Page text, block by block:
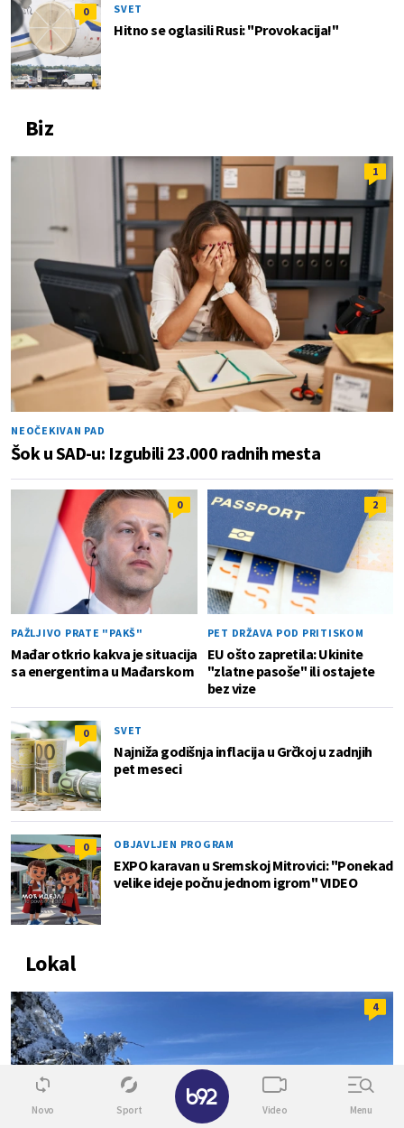
0 SVET
Hitno se oglasili Rusi: "Provokacija!"
Biz
1
NEOČEKIVAN PAD
Šok u SAD-u: Izgubili 23.000 radnih mesta
0
PAŽLJIVO PRATE "PAKŠ"
Mađar otkrio kakva je situacija
sa energentima u Mađarskom
2
PET DRŽAVA POD PRITISKOM
EU ošto zapretila: Ukinite
"zlatne pasoše" ili ostajete
bez vize
0 SVET
Najniža godišnja inflacija u Grčkoj u zadnjih
pet meseci
0 OBJAVLJEN PROGRAM
EXPO karavan u Sremskoj Mitrovici: "Ponekad
velike ideje počnu jednom igrom" VIDEO
Lokal
4
Novo Sport Video Menu
✕